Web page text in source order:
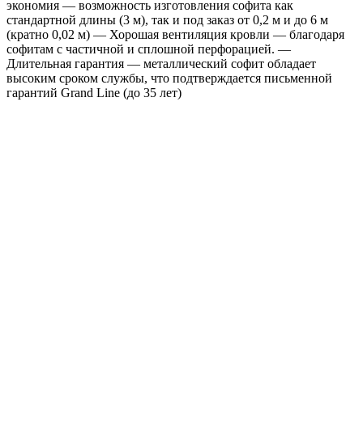
экономия — возможность изготовления софита как
стандартной длины (3 м), так и под заказ от 0,2 м и до 6 м
(кратно 0,02 м) — Хорошая вентиляция кровли — благодаря
софитам с частичной и сплошной перфорацией. —
Длительная гарантия — металлический софит обладает
высоким сроком службы, что подтверждается письменной
гарантий Grand Line (до 35 лет)